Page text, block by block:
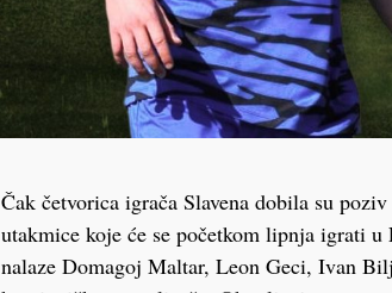
Čak četvorica igrača Slavena dobila su
utakmice koje će se početkom lipnja igrati
nalaze Domagoj Maltar, Leon Geci, Ivan